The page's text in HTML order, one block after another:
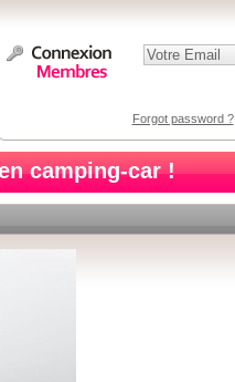
Forgot password ?
camping-car !